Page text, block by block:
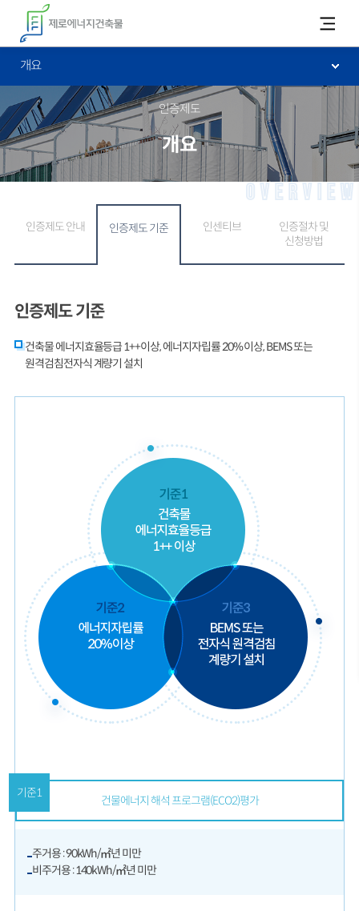
개요
인증제도
개요
OVERVIEW
인증제도 안내 인증제도 기준 인센티브
인증절차 및
신청방법
인증제도 기준
건축물 에너지효율등급 1++이상, 에너지자립률 20% 이상, BEMS 또는
원격검침전자식 계량기 설치
기준1
건물에너지 해석 프로그램(ECO2)평가
주거용 : 90kWh/㎡년 미만
비주거용 : 140kWh/㎡년 미만